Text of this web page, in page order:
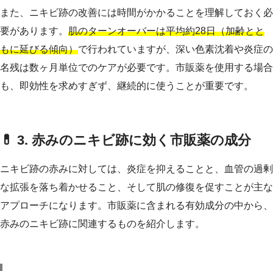
また、ニキビ跡の改善には時間がかかることを理解しておく必
要があります。 肌のターンオーバーは平均約28日（加齢とと
もに延びる傾向）で行われていますが、深い色素沈着や炎症の
名残は数ヶ月単位でのケアが必要です。市販薬を使用する場合
も、即効性を求めすぎず、継続的に使うことが重要です。
💊 3. 赤みのニキビ跡に効く市販薬の成分
ニキビ跡の赤みに対しては、炎症を抑えることと、血管の過剰
な拡張を落ち着かせること、そして肌の修復を促すことが主な
アプローチになります。市販薬に含まれる有効成分の中から、
赤みのニキビ跡に関連するものを紹介します。